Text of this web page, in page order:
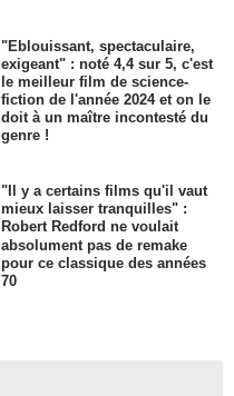
"Eblouissant, spectaculaire,
exigeant" : noté 4,4 sur 5, c'est
le meilleur film de science-
fiction de l'année 2024 et on le
doit à un maître incontesté du
genre !
"Il y a certains films qu'il vaut
mieux laisser tranquilles" :
Robert Redford ne voulait
absolument pas de remake
pour ce classique des années
70